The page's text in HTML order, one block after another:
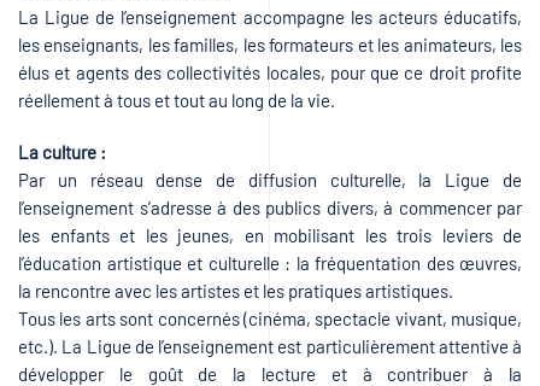
La Ligue de l’enseignement accompagne les acteurs éducatifs,
les enseignants, les familles, les formateurs et les animateurs, les
élus et agents des collectivités locales, pour que ce droit profite
réellement à tous et tout au long de la vie.
La culture :
Par un réseau dense de diffusion culturelle, la Ligue de
l’enseignement s’adresse à des publics divers, à commencer par
les enfants et les jeunes, en mobilisant les trois leviers de
l’éducation artistique et culturelle : la fréquentation des œuvres,
la rencontre avec les artistes et les pratiques artistiques.
Tous les arts sont concernés (cinéma, spectacle vivant, musique,
etc.). La Ligue de l’enseignement est particulièrement attentive à
développer le goût de la lecture et à contribuer à la